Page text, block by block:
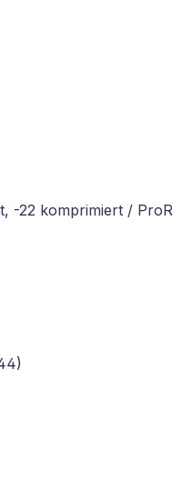
-22 komprimiert /